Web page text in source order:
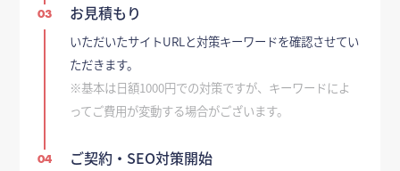
03 お見積もり
いただいたサイトURLと対策キーワードを確認させてい
ただきます。
※基本は日額1000円での対策ですが、キーワードによ
ってご費用が変動する場合がございます。
04 ご契約・SEO対策開始